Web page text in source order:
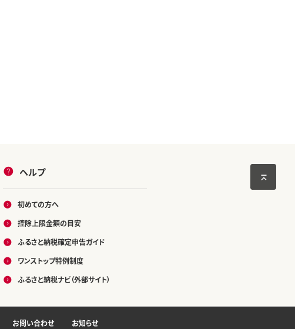
ヘルプ
初めての方へ
控除上限金額の目安
ふるさと納税確定申告ガイド
ワンストップ特例制度
ふるさと納税ナビ（外部サイト）
お問い合わせ お知らせ